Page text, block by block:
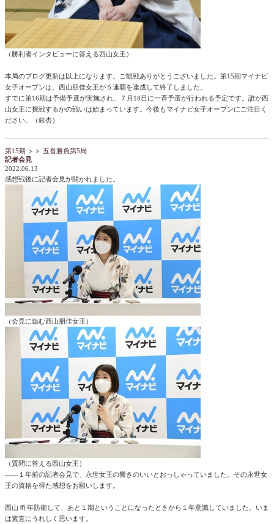
（勝利者インタビューに答える西山女王）
本局のブログ更新は以上になります。ご観戦ありがとうございました。第15期マイナビ
女子オープンは、西山朋佳女王が５連覇を達成して終了しました。
すでに第16期は予備予選が実施され、７月18日に一斉予選が行われる予定です。誰が西
山女王に挑戦するかの戦いは始まっています。今後もマイナビ女子オープンにご注目く
ださい。（銀杏）
第15期 ＞＞ 五番勝負第5局
記者会見
2022.06.13
感想戦後に記者会見が開かれました。
（会見に臨む西山朋佳女王）
（質問に答える西山女王）
――１年前の記者会見で、永世女王の響きのいいとおっしゃっていました。その永世女
王の資格を得た感想をお願いします。
西山 昨年防衛して、あと１期ということになったときから１年意識していました。いま
は素直にうれしく思います。